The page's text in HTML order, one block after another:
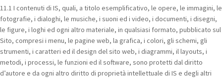
11.1 I contenuti di IS, quali, a titolo esemplificativo, le opere, le immagini, le
fotografie, i dialoghi, le musiche, i suoni ed i video, i documenti, i disegni,
le figure, i loghi ed ogni altro materiale, in qualsiasi formato, pubblicato sul
Sito, compresi i menu, le pagine web, la grafica, i colori, gli schemi, gli
strumenti, i caratteri ed il design del sito web, i diagrammi, il layouts, i
metodi, i processi, le funzioni ed il software, sono protetti dal diritto
d’autore e da ogni altro diritto di proprietà intellettuale di IS e degli altri